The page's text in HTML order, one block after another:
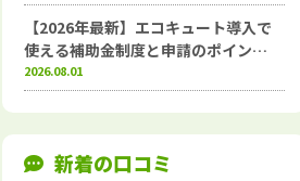
【2026年最新】エコキュート導入で
使える補助金制度と申請のポイン…
2026.08.01
新着の口コミ